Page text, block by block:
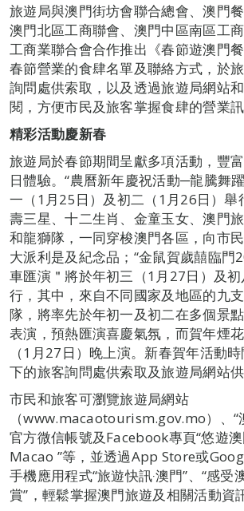
旅遊局與澳門街坊會聯合總會、澳門餐
澳門北區工商聯會、澳門中區南區工
工商業聯合會合作推出《春節遊澳門
春節營業的食肆名單及聯絡方式，於
詢問處供索取，以及透過旅遊局網站
閱，方便市民及旅客掌握食肆的營業訊
精彩活動慶新春
旅遊局於春節期間呈獻多項活動，豐
日體驗。“農曆新年慶祝活動─龍騰舞
一（1月25日）及初二（1月26日）舉
壽三星、十二生肖、金童玉女、澳門
和龍獅隊，一同穿梭澳門各區，向市
大派利是及紀念品；“金鼠賀歲囍臨門
車匯演＂將於年初三（1月27日）及
行，其中，來自不同國家及地區的九
隊，將率先於年初一及初二在多個景
表演，預熱匯演喜慶氣氛，而賀年煙
（1月27日）晚上演。新春賀年活動
下的旅客詢問處供索取及旅遊局網站供
市民和旅客可瀏覽旅遊局網站
（www.macaotourism.gov.mo）、“
官方微信帳號及Facebook專頁“悠遊
Macao ”等，並透過App Store或
手機應用程式“旅遊快訊‧澳門”、“感受
賞”，輕鬆掌握澳門旅遊及相關活動資訊